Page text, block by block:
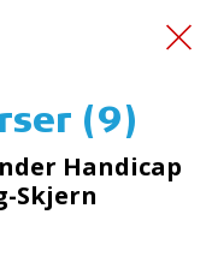
(9)
Handicap
Skjern